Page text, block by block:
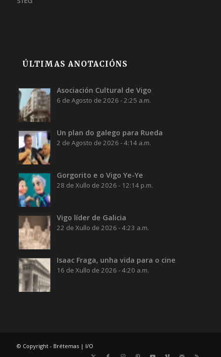
ÚLTIMAS ANOTACIÓNS
Asociación Cultural de Vigo
6 de Agosto de 2026 - 2:25 a.m.
Un plan do galego para Rueda
2 de Agosto de 2026 - 4:14 a.m.
Gorgorito e o Vigo Ye-Ye
28 de Xullo de 2026 - 12:14 p.m.
Vigo líder de Galicia
22 de Xullo de 2026 - 4:23 a.m.
Isaac Fraga, unha vida para o cine
16 de Xullo de 2026 - 4:20 a.m.
© Copyright - Brétemas | I/O